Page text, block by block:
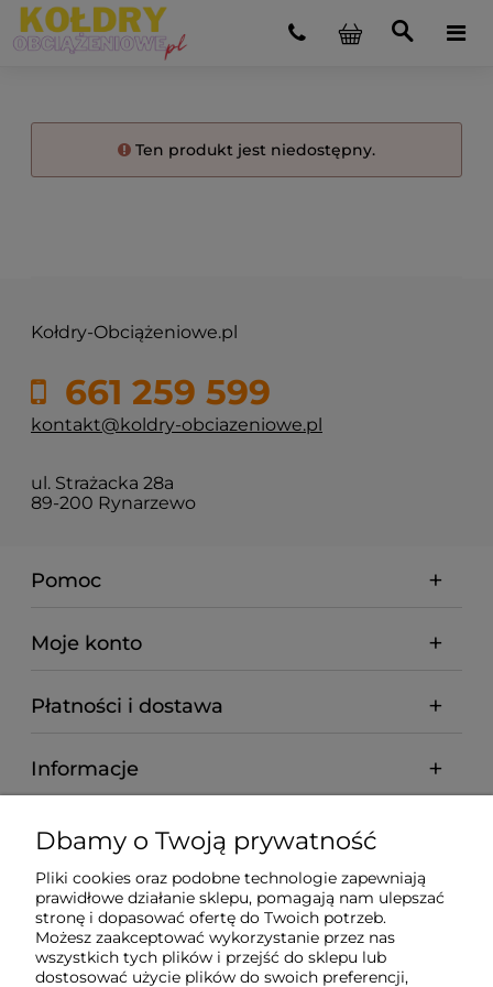
Ten produkt jest niedostępny.
Kołdry-Obciążeniowe.pl
661 259 599
kontakt@koldry-obciazeniowe.pl
ul. Strażacka 28a
89-200 Rynarzewo
Pomoc
Moje konto
Płatności i dostawa
Informacje
O nas
Dbamy o Twoją prywatność
Pliki cookies oraz podobne technologie zapewniają
prawidłowe działanie sklepu, pomagają nam ulepszać
stronę i dopasować ofertę do Twoich potrzeb.
Możesz zaakceptować wykorzystanie przez nas
wszystkich tych plików i przejść do sklepu lub
dostosować użycie plików do swoich preferencji,